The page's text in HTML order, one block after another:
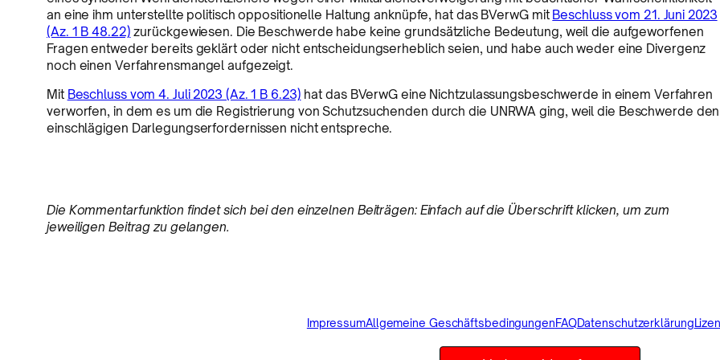
an eine ihm unterstellte politisch oppositionelle Haltung anknüpfe, hat das BVerwG mit Beschluss vom 21. Juni 2023
(Az. 1 B 48.22) zurückgewiesen. Die Beschwerde habe keine grundsätzliche Bedeutung, weil die aufgeworfenen
Fragen entweder bereits geklärt oder nicht entscheidungserheblich seien, und habe auch weder eine Divergenz
noch einen Verfahrensmangel aufgezeigt.
Mit Beschluss vom 4. Juli 2023 (Az. 1 B 6.23) hat das BVerwG eine Nichtzulassungsbeschwerde in einem Verfahren
verworfen, in dem es um die Registrierung von Schutzsuchenden durch die UNRWA ging, weil die Beschwerde den
einschlägigen Darlegungserfordernissen nicht entspreche.
Die Kommentarfunktion findet sich bei den einzelnen Beiträgen: Einfach auf die Überschrift klicken, um zum
jeweiligen Beitrag zu gelangen.
ImpressumAllgemeine GeschäftsbedingungenFAQDatenschutzerklärung